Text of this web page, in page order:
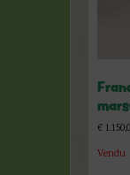
€
Vendu